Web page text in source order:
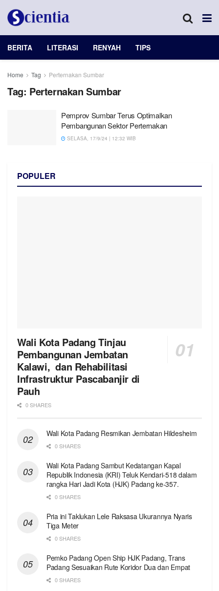
BERITA LITERASI RENYAH TIPS
Home Tag Perternakan Sumbar
Tag: Perternakan Sumbar
Pemprov Sumbar Terus Optimalkan
Pembangunan Sektor Perternakan
SELASA, 17/9/24 | 12:32 WIB
POPULER
Wali Kota Padang Tinjau
Pembangunan Jembatan
Kalawi, dan Rehabilitasi
Infrastruktur Pascabanjir di
Pauh
0 SHARES
Wali Kota Padang Resmikan Jembatan Hildesheim
0 SHARES
Wali Kota Padang Sambut Kedatangan Kapal
Republik Indonesia (KRI) Teluk Kendari-518 dalam
rangka Hari Jadi Kota (HJK) Padang ke-357.
0 SHARES
Pria ini Taklukan Lele Raksasa Ukurannya Nyaris
Tiga Meter
0 SHARES
Pemko Padang Open Ship HJK Padang, Trans
Padang Sesuaikan Rute Koridor Dua dan Empat
0 SHARES